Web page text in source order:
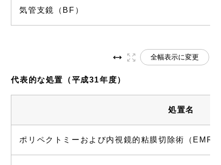
気管支鏡（BF）
全幅表示に変更
代表的な処置（平成31年度）
処置名
ポリペクトミーおよび内視鏡的粘膜切除術（EMR)